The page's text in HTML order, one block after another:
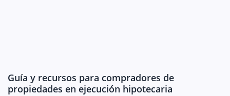
Guía y recursos para compradores de
propiedades en ejecución hipotecaria